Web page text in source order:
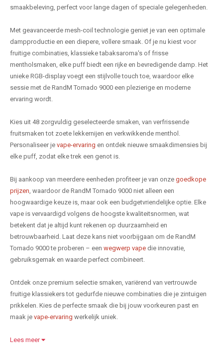
smaakbeleving, perfect voor lange dagen of speciale gelegenheden.
Met geavanceerde mesh-coil technologie geniet je van een optimale
dampproductie en een diepere, vollere smaak. Of je nu kiest voor
fruitige combinaties, klassieke tabaksaroma's of frisse
mentholsmaken, elke puff biedt een rijke en bevredigende damp. Het
unieke RGB-display voegt een stijlvolle touch toe, waardoor elke
sessie met de RandM Tornado 9000 een plezierige en moderne
ervaring wordt.
Kies uit 48 zorgvuldig geselecteerde smaken, van verfrissende
fruitsmaken tot zoete lekkernijen en verkwikkende menthol.
Personaliseer je vape-ervaring en ontdek nieuwe smaakdimensies bij
elke puff, zodat elke trek een genot is.
Bij aankoop van meerdere eenheden profiteer je van onze goedkope
prijzen , waardoor de RandM Tornado 9000 niet alleen een
hoogwaardige keuze is, maar ook een budgetvriendelijke optie. Elke
vape is vervaardigd volgens de hoogste kwaliteitsnormen, wat
betekent dat je altijd kunt rekenen op duurzaamheid en
betrouwbaarheid. Laat deze kans niet voorbijgaan om de RandM
Tornado 9000 te proberen – een wegwerp vape die innovatie,
gebruiksgemak en waarde perfect combineert.
Ontdek onze premium selectie smaken, variërend van vertrouwde
fruitige klassiekers tot gedurfde nieuwe combinaties die je zintuigen
prikkelen. Kies de perfecte smaak die bij jouw voorkeuren past en
maak je vape-ervaring werkelijk uniek.
Lees meer